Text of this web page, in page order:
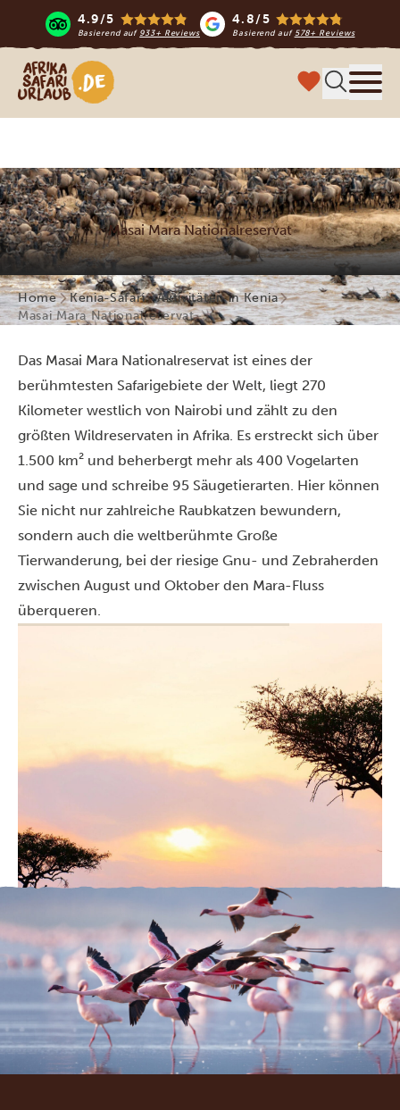
4.9/5
Basierend auf 933+ Reviews
4.8/5
Basierend auf 578+ Reviews
Afrika Safari Urlaub
Masai Mara Nationalreservat
Home Kenia-Safari
Aktivitäten in Kenia
Masai Mara Nationalreservat
Das Masai Mara Nationalreservat ist eines der
berühmtesten Safarigebiete der Welt, liegt 270
Kilometer westlich von Nairobi und zählt zu den
größten Wildreservaten in Afrika. Es erstreckt sich über
1.500 km² und beherbergt mehr als 400 Vogelarten
und sage und schreibe 95 Säugetierarten. Hier können
Sie nicht nur zahlreiche Raubkatzen bewundern,
sondern auch die weltberühmte Große
Tierwanderung, bei der riesige Gnu- und Zebraherden
zwischen August und Oktober den Mara-Fluss
überqueren.